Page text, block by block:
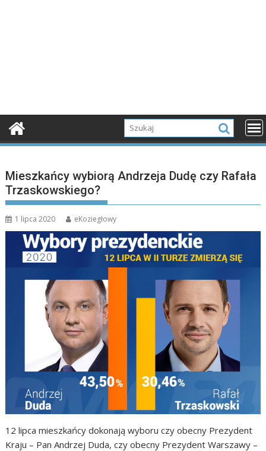
Mieszkańcy wybiorą Andrzeja Dudę czy Rafała
Trzaskowskiego?
1 lipca 2020 eKoziegłowy
12 lipca mieszkańcy dokonają wyboru czy obecny Prezydent
Kraju – Pan Andrzej Duda, czy obecny Prezydent Warszawy –